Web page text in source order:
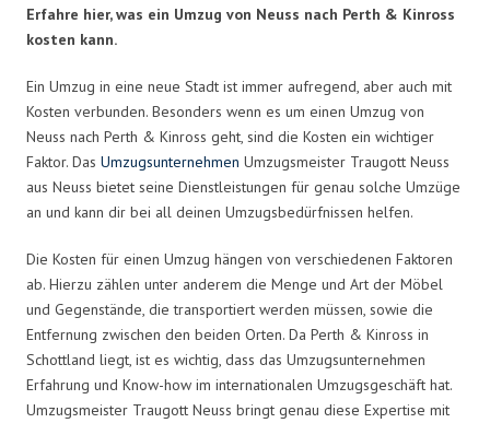
Erfahre hier, was ein Umzug von Neuss nach Perth & Kinross
kosten kann.
Ein Umzug in eine neue Stadt ist immer aufregend, aber auch mit
Kosten verbunden. Besonders wenn es um einen Umzug von
Neuss nach Perth & Kinross geht, sind die Kosten ein wichtiger
Faktor. Das Umzugsunternehmen Umzugsmeister Traugott Neuss
aus Neuss bietet seine Dienstleistungen für genau solche Umzüge
an und kann dir bei all deinen Umzugsbedürfnissen helfen.
Die Kosten für einen Umzug hängen von verschiedenen Faktoren
ab. Hierzu zählen unter anderem die Menge und Art der Möbel
und Gegenstände, die transportiert werden müssen, sowie die
Entfernung zwischen den beiden Orten. Da Perth & Kinross in
Schottland liegt, ist es wichtig, dass das Umzugsunternehmen
Erfahrung und Know-how im internationalen Umzugsgeschäft hat.
Umzugsmeister Traugott Neuss bringt genau diese Expertise mit